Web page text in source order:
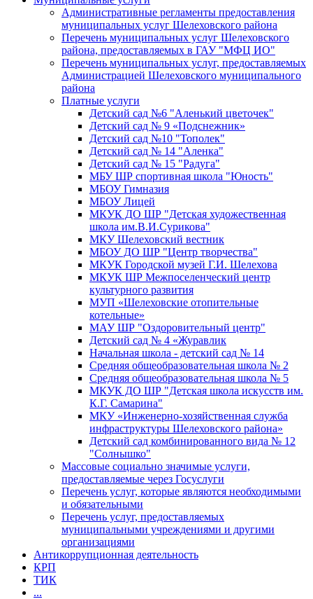
Административные регламенты предоставления
муниципальных услуг Шелеховского района
Перечень муниципальных услуг Шелеховского
района, предоставляемых в ГАУ "МФЦ ИО"
Перечень муниципальных услуг, предоставляемых
Администрацией Шелеховского муниципального
района
Платные услуги
Детский сад №6 "Аленький цветочек"
Детский сад № 9 «Подснежник»
Детский сад №10 "Тополек"
Детский сад № 14 "Аленка"
Детский сад № 15 "Радуга"
МБУ ШР спортивная школа "Юность"
МБОУ Гимназия
МБОУ Лицей
МКУК ДО ШР "Детская художественная
школа им.В.И.Сурикова"
МКУ Шелеховский вестник
МБОУ ДО ШР "Центр творчества"
МКУК Городской музей Г.И. Шелехова
МКУК ШР Межпоселенческий центр
культурного развития
МУП «Шелеховские отопительные
котельные»
МАУ ШР "Оздоровительный центр"
Детский сад № 4 «Журавлик
Начальная школа - детский сад № 14
Средняя общеобразовательная школа № 2
Средняя общеобразовательная школа № 5
МКУК ДО ШР "Детская школа искусств им.
К.Г. Самарина"
МКУ «Инженерно-хозяйственная служба
инфраструктуры Шелеховского района»
Детский сад комбинированного вида № 12
"Солнышко"
Массовые социально значимые услуги,
предоставляемые через Госуслуги
Перечень услуг, которые являются необходимыми
и обязательными
Перечень услуг, предоставляемых
муниципальными учреждениями и другими
организациями
Антикоррупционная деятельность
КРП
ТИК
...